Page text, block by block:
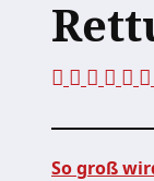
So groß